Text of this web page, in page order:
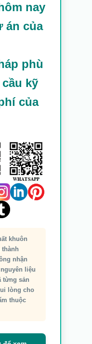
nay
án của
phù
kỹ
của
khuôn
thành
nhận
liệu
từng sản
lòng cho
thuộc